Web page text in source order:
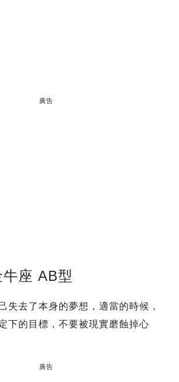
廣告
座 AB型
失去了本身的夢想，適當的時候，
下的目標，不要被現實磨蝕掉心
廣告